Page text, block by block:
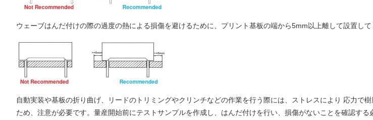
ウェーブはんだ付けの際の過度の熱による損傷を避けるために、プリント基板の端から5mm以上離して設置して
自動実装や基板の折り曲げ、リードのトリミングやクリンチなどの作業を行う際には、ストレスにより 応力で
ため、注意が必要です。量産開始前にテストサンプルを作成し、はんだ付けを行い、損傷がないことを確認す